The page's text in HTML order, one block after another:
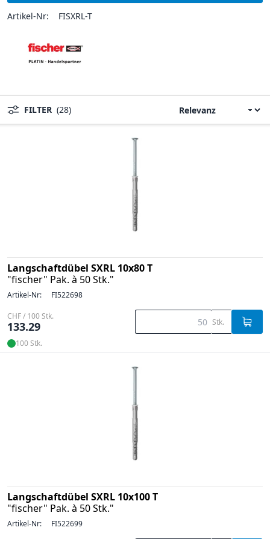
Artikel-Nr: FISXRL-T
FILTER (28)
Langschaftdübel SXRL 10x80 T
"fischer" Pak. à 50 Stk."
Artikel-Nr: FI522698
CHF / 100 Stk.
133.29 Stk.
100 Stk.
Langschaftdübel SXRL 10x100 T
"fischer" Pak. à 50 Stk."
Artikel-Nr: FI522699